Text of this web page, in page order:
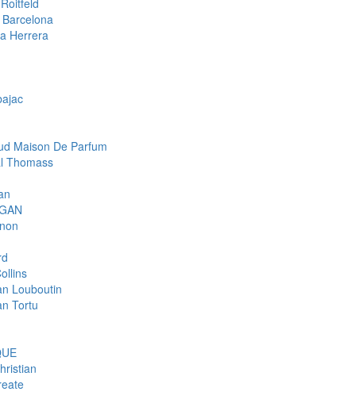
Herrera
Maison De Parfum
Thomass
Louboutin
Tortu